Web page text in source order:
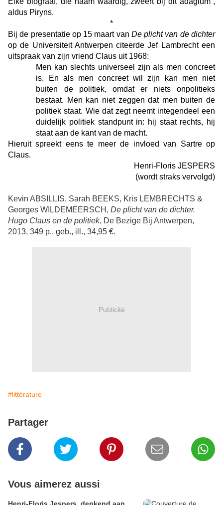
aldus Piryns.
*
Bij de presentatie op 15 maart van De plicht van de dichter
op de Universiteit Antwerpen citeerde Jef Lambrecht een
uitspraak van zijn vriend Claus uit 1968:
Men kan slechts universeel zijn als men concreet
is. En als men concreet wil zijn kan men niet
buiten de politiek, omdat er niets onpolitieks
bestaat. Men kan niet zeggen dat men buiten de
politiek staat. Wie dat zegt neemt integendeel een
duidelijk politiek standpunt in: hij staat rechts, hij
staat aan de kant van de macht.
Hieruit spreekt eens te meer de invloed van Sartre op
Claus.
Henri-Floris JESPERS
(wordt straks vervolgd)
Kevin ABSILLIS, Sarah BEEKS, Kris LEMBRECHTS &
Georges WILDEMEERSCH, De plicht van de dichter.
Hugo Claus en de politiek, De Bezige Bij Antwerpen,
2013, 349 p., geb., ill., 34,95 €.
Publicité
#littérature
Partager
Vous aimerez aussi